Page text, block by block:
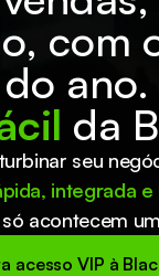
com
ano.
da
seu
integrada e
acontecem
acesso VIP à